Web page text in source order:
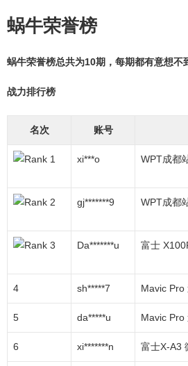
蜗牛荣誉榜
蜗牛荣誉榜总共为10期，每期都有意想不
战力排行榜
名次 账号
xi***o WPT成都
gj*******9 WPT成都
Da*******u 富士
4 sh*****7 Mavic Pro
5 da*****u Mavic Pro
6 xi*******n 富士X-A3